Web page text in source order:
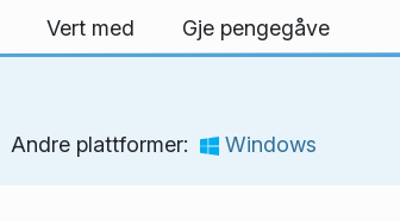
Vert med Gje pengegåve
Andre plattformer: Windows